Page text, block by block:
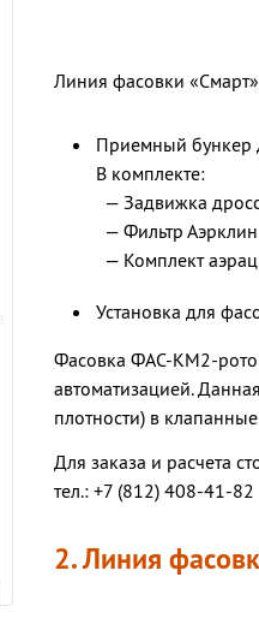
Линия фасовки «Смарт»
Приемный бункер
В комплекте:
— Задвижка
— Фильтр Аэрклин
— Комплект
Установка для
Фасовка ФАС-КМ2-
автоматизацией.
плотности) в
Для заказа и расчета
тел.: +7 (812) 408-41-82
2. Линия